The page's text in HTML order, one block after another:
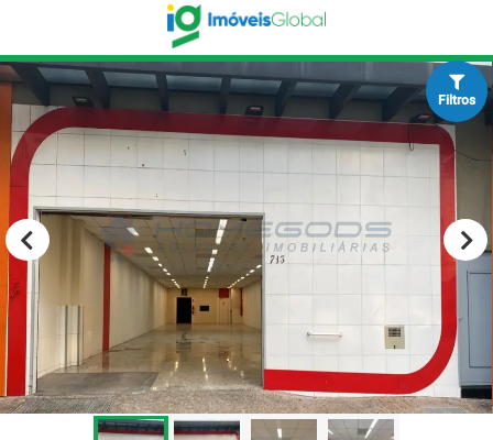
Filtros